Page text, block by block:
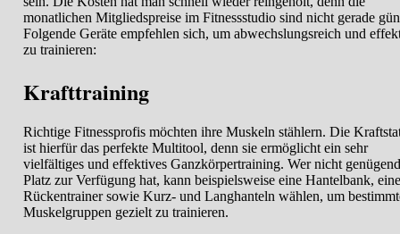
monatlichen Mitgliedspreise im Fitnessstudio sind nicht gerade
Folgende Geräte empfehlen sich, um abwechslungsreich und
zu trainieren:
Krafttraining
Richtige Fitnessprofis möchten ihre Muskeln stählern. Die
ist hierfür das perfekte Multitool, denn sie ermöglicht ein sehr
vielfältiges und effektives Ganzkörpertraining. Wer nicht genügend
Platz zur Verfügung hat, kann beispielsweise eine Hantelbank,
Rückentrainer sowie Kurz- und Langhanteln wählen, um
Muskelgruppen gezielt zu trainieren.